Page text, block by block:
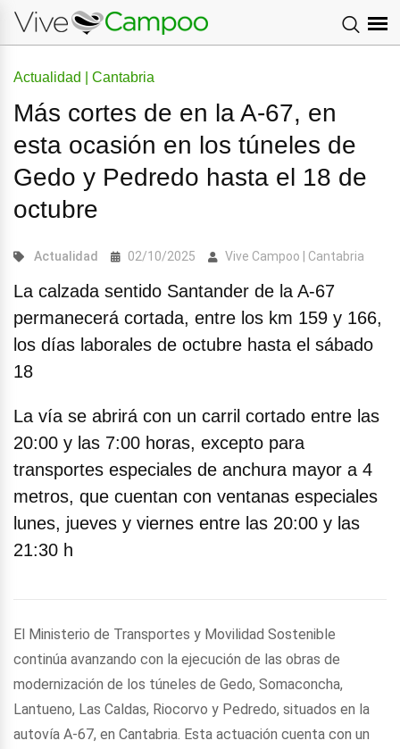
Actualidad | Cantabria
Más cortes de en la A-67, en
esta ocasión en los túneles de
Gedo y Pedredo hasta el 18 de
octubre
Actualidad 02/10/2025 Vive Campoo | Cantabria
La calzada sentido Santander de la A-67
permanecerá cortada, entre los km 159 y 166,
los días laborales de octubre hasta el sábado
18
La vía se abrirá con un carril cortado entre las
20:00 y las 7:00 horas, excepto para
transportes especiales de anchura mayor a 4
metros, que cuentan con ventanas especiales
lunes, jueves y viernes entre las 20:00 y las
21:30 h
El Ministerio de Transportes y Movilidad Sostenible
continúa avanzando con la ejecución de las obras de
modernización de los túneles de Gedo, Somaconcha,
Lantueno, Las Caldas, Riocorvo y Pedredo, situados en la
autovía A-67, en Cantabria. Esta actuación cuenta con un